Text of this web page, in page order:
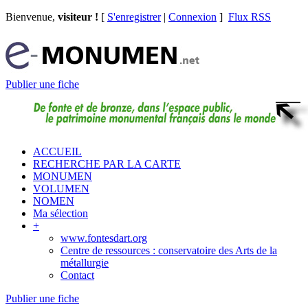
Bienvenue, visiteur ! [ S'enregistrer| Connexion ] Flux RSS
Publier une fiche
ACCUEIL
RECHERCHE PAR LA CARTE
MONUMEN
VOLUMEN
NOMEN
Ma sélection
+
www.fontesdart.org
Centre de ressources : conservatoire des Arts de la
métallurgie
Contact
Publier une fiche